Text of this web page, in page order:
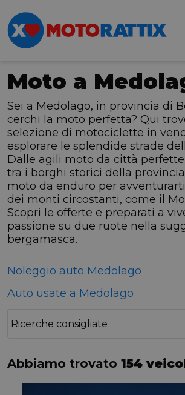
Moto a
Sei a Medolago, in provincia di
cerchi la moto perfetta? Qui
selezione di motociclette in
esplorare le splendide strade
Dalle agili moto da città
tra i borghi storici della
moto da enduro per
dei monti circostanti, come il
Scopri le offerte e preparati a
passione su due ruote nella
bergamasca.
Noleggio auto Medolago
Auto usate a Medolago
Ricerche consigliate
Abbiamo trovato 154